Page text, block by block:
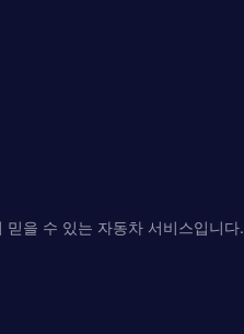
을 수 있는 자동차 서비스입니다.